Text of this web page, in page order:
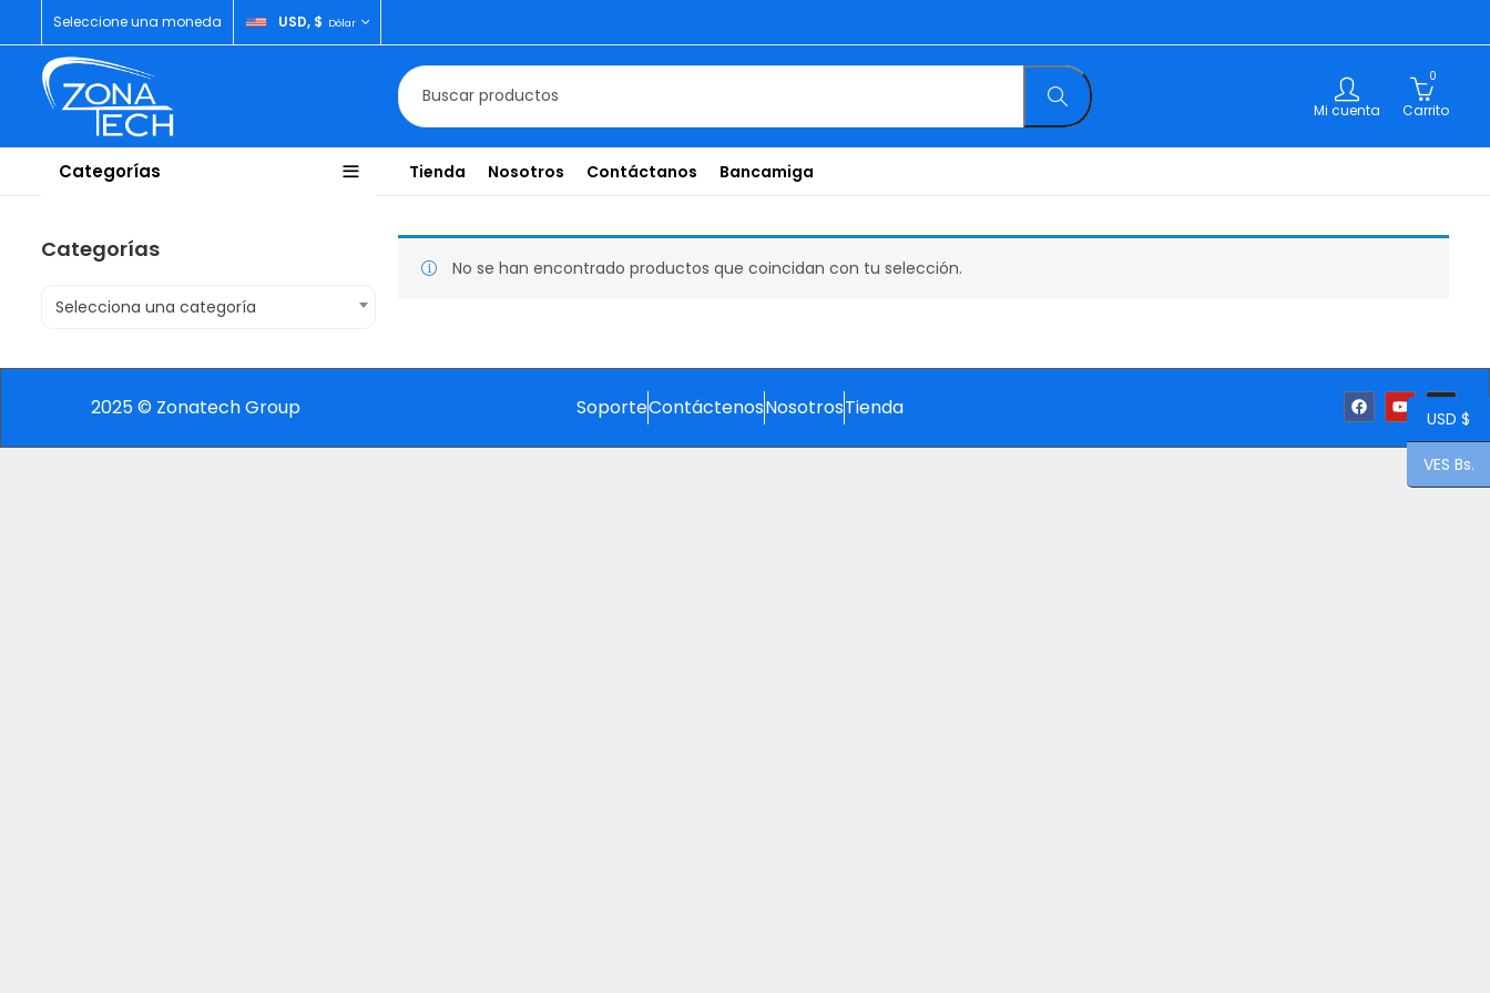
Seleccione una moneda USD, $ Dólar
Mi cuenta
0
Carrito
Categorías Tienda Nosotros Contáctanos Bancamiga
No se han encontrado productos que coincidan con tu selección.
Categorías
Selecciona una categoría
2025 © Zonatech Group SoporteContáctenosNosotrosTienda USD $
VES Bs.